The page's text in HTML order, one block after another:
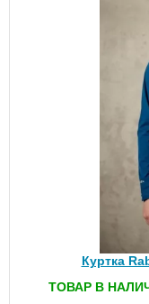
Куртка
ТОВАР В